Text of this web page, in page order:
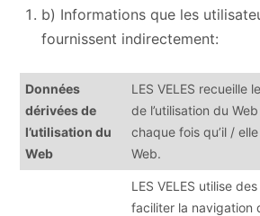
b) Informations que les
fournissent indirectement:
Données
dérivées de
l’utilisation du
Web
LES VELES recueille
de l’utilisation du
chaque fois qu’il /
Web.
LES VELES utilise
faciliter la navigation